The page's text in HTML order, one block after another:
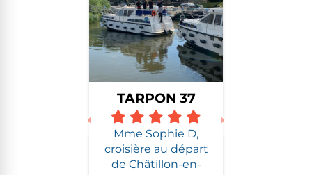
TARPON 37
Mme Sophie D,
croisière au départ
de Châtillon-en-
Previous